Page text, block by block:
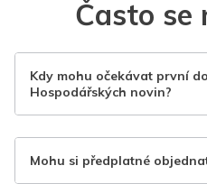
Často se
Kdy mohu očekávat první
Hospodářských novin?
Mohu si předplatné